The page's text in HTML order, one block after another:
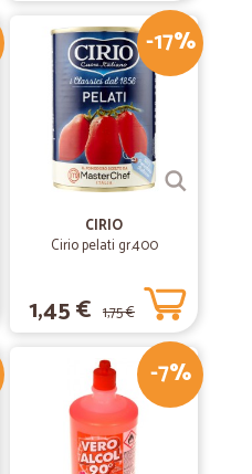
-17%
CIRIO
Cirio pelati gr.400
1,45 € 1,75 €
-7%